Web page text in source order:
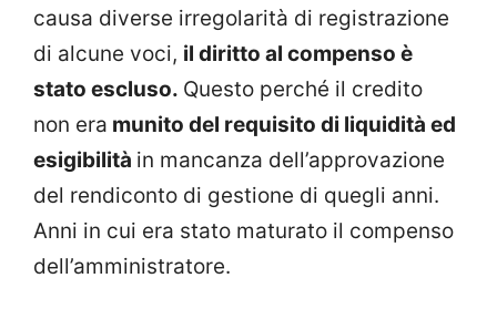
causa diverse irregolarità di registrazione
di alcune voci, il diritto al compenso è
stato escluso. Questo perché il credito
non era munito del requisito di liquidità ed
esigibilità in mancanza dell’approvazione
del rendiconto di gestione di quegli anni.
Anni in cui era stato maturato il compenso
dell’amministratore.